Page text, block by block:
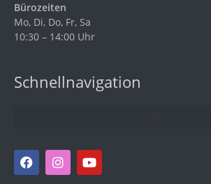
Bürozeiten
Mo, Di, Do, Fr, Sa
10:30 – 14:00 Uhr
Schnellnavigation